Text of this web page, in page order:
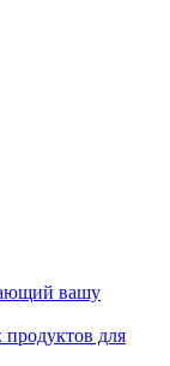
вашу
для